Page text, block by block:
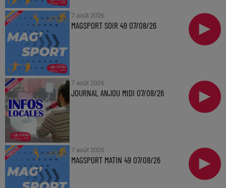
7 août 2026
MAGSPORT SOIR 49 07/08/26
7 août 2026
JOURNAL ANJOU MIDI 07/08/26
7 août 2026
MAGSPORT MATIN 49 07/08/26